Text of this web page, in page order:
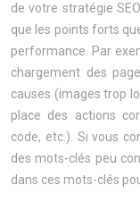
de votre stratégie
que les points forts
performance. Par
chargement des
causes (images trop
place des actions
code, etc.). Si vous
des mots-clés peu
dans ces mots-clés